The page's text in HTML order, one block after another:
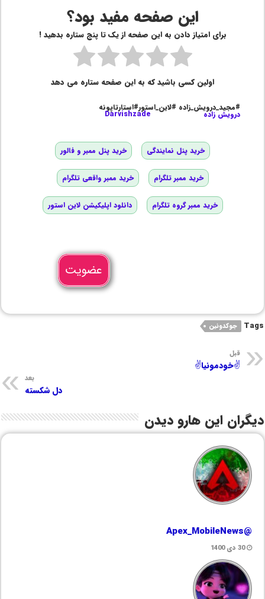
این صفحه مفید بود؟
برای امتیاز دادن به این صفحه از یک تا پنج ستاره بدهید !
اولین کسی باشید که به این صفحه ستاره می دهد
#مجید_درویش_زاده #لاین_استور#استارتاپونه
درویش زاده Darvishzade
خرید پنل نمایندگی خرید پنل ممبر و فالور
خرید ممبر تلگرام خرید ممبر واقعی تلگرام
خرید ممبر گروه تلگرام دانلود اپلیکیشن لاین استور
عضویت
Tags جوکدونین
قبل
✌خودمونیا✌
بعد
دل شکسته
دیگران این هارو دیدن
@Apex_MobileNews
30 دی 1400